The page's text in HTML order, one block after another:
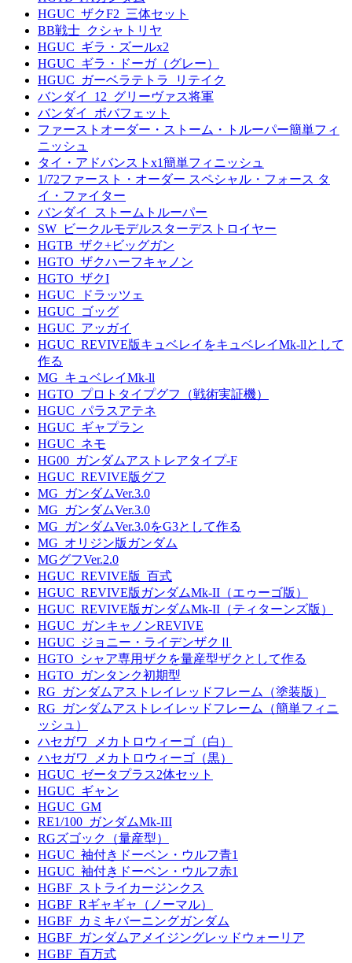
HGUC_ザクF2_三体セット
BB戦士_クシャトリヤ
HGUC_ギラ・ズールx2
HGUC_ギラ・ドーガ（グレー）
HGUC_ガーベラテトラ_リテイク
バンダイ_12_グリーヴァス将軍
バンダイ_ボバフェット
ファーストオーダー・ストーム・トルーパー簡単フィ
ニッシュ
タイ・アドバンストx1簡単フィニッシュ
1/72ファースト・オーダー スペシャル・フォース タ
イ・ファイター
バンダイ_ストームトルーパー
SW_ビークルモデルスターデストロイヤー
HGTB_ザク+ビッグガン
HGTO_ザクハーフキャノン
HGTO_ザクI
HGUC_ドラッツェ
HGUC_ゴッグ
HGUC_アッガイ
HGUC_REVIVE版キュベレイをキュベレイMk-llとして
作る
MG_キュベレイMk-ll
HGTO_プロトタイプグフ（戦術実証機）
HGUC_パラスアテネ
HGUC_ギャプラン
HGUC_ネモ
HG00_ガンダムアストレアタイプ-F
HGUC_REVIVE版グフ
MG_ガンダムVer.3.0
MG_ガンダムVer.3.0
MG_ガンダムVer.3.0をG3として作る
MG_オリジン版ガンダム
MGグフVer.2.0
HGUC_REVIVE版_百式
HGUC_REVIVE版ガンダムMk-II（エゥーゴ版）
HGUC_REVIVE版ガンダムMk-II（ティターンズ版）
HGUC_ガンキャノンREVIVE
HGUC_ジョニー・ライデンザクⅡ
HGTO_シャア専用ザクを量産型ザクとして作る
HGTO_ガンタンク初期型
RG_ガンダムアストレイレッドフレーム（塗装版）
RG_ガンダムアストレイレッドフレーム（簡単フィニ
ッシュ）
ハセガワ_メカトロウィーゴ（白）
ハセガワ_メカトロウィーゴ（黒）
HGUC_ゼータプラス2体セット
HGUC_ギャン
HGUC_GM
RE1/100_ガンダムMk-III
RGズゴック（量産型）
HGUC_袖付きドーベン・ウルフ青1
HGUC_袖付きドーベン・ウルフ赤1
HGBF_ストライカージンクス
HGBF_Rギャギャ（ノーマル）
HGBF_カミキバーニングガンダム
HGBF_ガンダムアメイジングレッドウォーリア
HGBF_百万式